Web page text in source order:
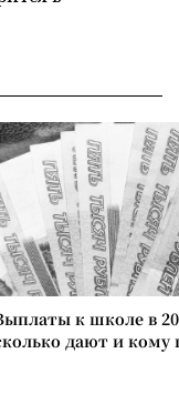
к школе в
дают и